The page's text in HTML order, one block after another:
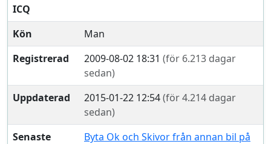
ICQ
Kön
Man
Registrerad
2009-08-02 18:31 (för 6.213 dagar
sedan)
Uppdaterad
2015-01-22 12:54(för 4.214 dagar
sedan)
Senaste
Byta Ok och Skivor från annan bil på